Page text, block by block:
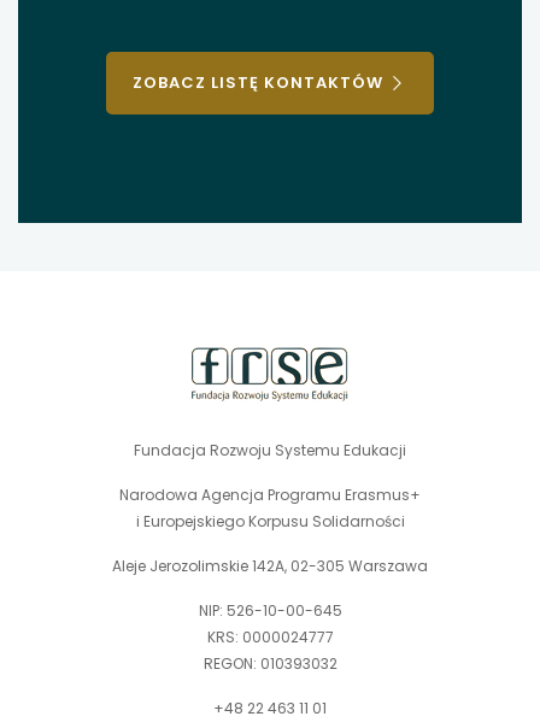
ZOBACZ LISTĘ KONTAKTÓW
Fundacja Rozwoju Systemu Edukacji
Narodowa Agencja Programu Erasmus+
i Europejskiego Korpusu Solidarności
Aleje Jerozolimskie 142A, 02-305 Warszawa
NIP: 526-10-00-645
KRS: 0000024777
REGON: 010393032
+48 22 463 11 01